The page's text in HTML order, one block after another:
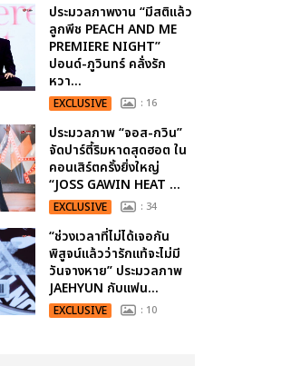
ประมวลภาพงาน “มีสติแล้ว
ลูกพีช PEACH AND ME
PREMIERE NIGHT”
ปอนด์-ภูวินทร์ คลั่งรัก
หวา...
EXCLUSIVE : 16
ประมวลภาพ “จอส-กวิน”
จัดปาร์ตี้ริมหาดสุดฮอต ใน
คอนเสิร์ตครั้งยิ่งใหญ่
“JOSS GAWIN HEAT ...
EXCLUSIVE : 34
“ช่วงเวลาที่ไม่ได้เจอกัน
พิสูจน์แล้วว่ารักแท้จะไม่มี
วันจางหาย” ประมวลภาพ
JAEHYUN กับแฟน...
EXCLUSIVE : 10